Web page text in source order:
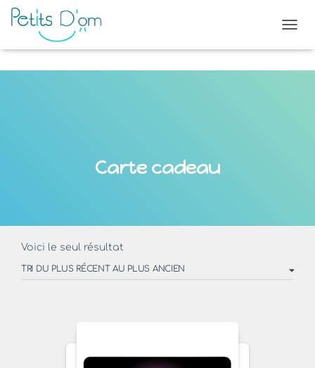
Carte cadeau
Voici le seul résultat